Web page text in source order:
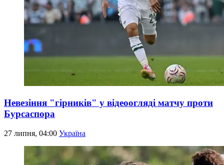
Невезіння "гірників" у відеоогляді матчу проти
Бурсаспора
27 липня, 04:00 Україна